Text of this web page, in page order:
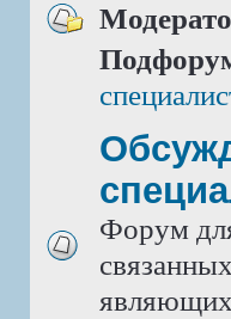
Форум